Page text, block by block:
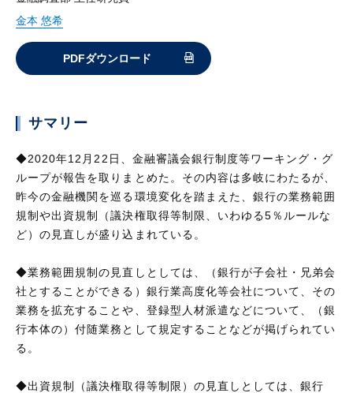
金本 悠希
PDFダウンロード
サマリー
◆2020年12月22日、金融審議会銀行制度等ワーキング・グ
ループが報告を取りまとめた。その内容は多岐にわたるが、
昨今の金融機関を巡る環境変化を踏まえた、銀行の業務範囲
規制や出資規制（議決権取得等制限、いわゆる5％ルールな
ど）の見直しが盛り込まれている。
◆業務範囲規制の見直しとしては、（銀行が子会社・兄弟会
社とすることができる）銀行業高度化等会社について、その
業務を拡充することや、登録型人材派遣などについて、（銀
行本体の）付随業務として規定することなどが掲げられてい
る。
◆出資規制（議決権取得等制限）の見直しとしては、銀行